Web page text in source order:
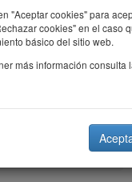
personas
"Aceptar cookies" para
cookies" en el caso
básico del sitio web.
más información consulta